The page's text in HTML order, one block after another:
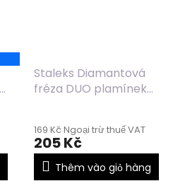
Staleks Diamantová
fréza DUO plamínek
169 Kč Ngoại trừ thuế VAT
205 Kč
Thêm vào giỏ hàng